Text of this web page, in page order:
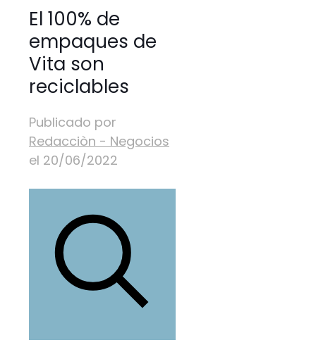
El 100% de
empaques de
Vita son
reciclables
Publicado por
Redacciòn - Negocios
el 20/06/2022